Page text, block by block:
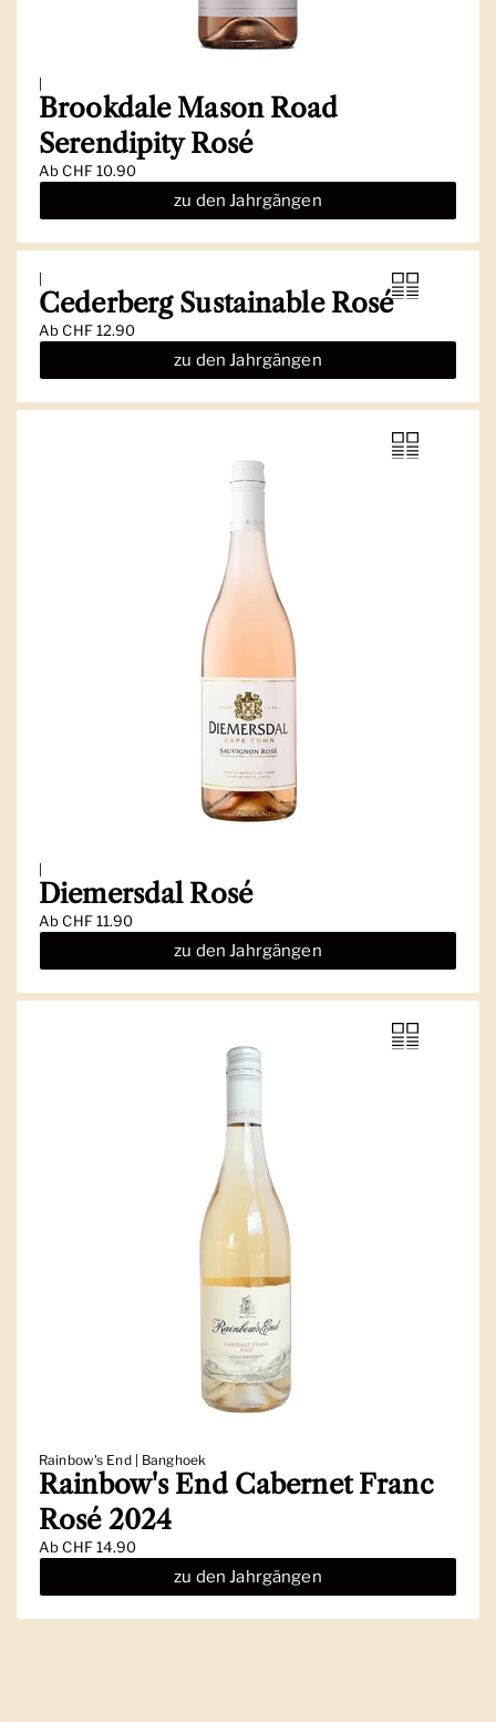
Brookdale Mason Road
Serendipity Rosé
AbCHF 10.90
zu den Jahrgängen
Cederberg Sustainable Rosé
AbCHF 12.90
zu den Jahrgängen
Diemersdal Rosé
AbCHF 11.90
zu den Jahrgängen
Rainbow's End | Banghoek
Rainbow's End Cabernet Franc
Rosé 2024
AbCHF 14.90
zu den Jahrgängen